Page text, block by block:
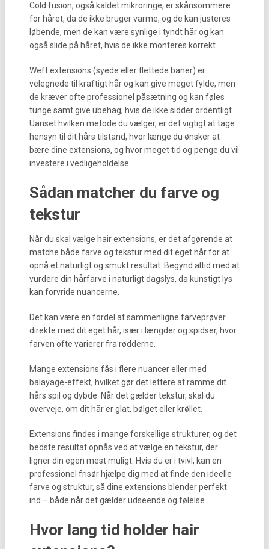
Cold fusion, også kaldet mikroringe, er skånsommere
for håret, da de ikke bruger varme, og de kan justeres
løbende, men de kan være synlige i tyndt hår og kan
også slide på håret, hvis de ikke monteres korrekt.
Weft extensions (syede eller flettede baner) er
velegnede til kraftigt hår og kan give meget fylde, men
de kræver ofte professionel påsætning og kan føles
tunge samt give ubehag, hvis de ikke sidder ordentligt.
Uanset hvilken metode du vælger, er det vigtigt at tage
hensyn til dit hårs tilstand, hvor længe du ønsker at
bære dine extensions, og hvor meget tid og penge du vil
investere i vedligeholdelse.
Sådan matcher du farve og
tekstur
Når du skal vælge hair extensions, er det afgørende at
matche både farve og tekstur med dit eget hår for at
opnå et naturligt og smukt resultat. Begynd altid med at
vurdere din hårfarve i naturligt dagslys, da kunstigt lys
kan forvride nuancerne.
Det kan være en fordel at sammenligne farveprøver
direkte med dit eget hår, især i længder og spidser, hvor
farven ofte varierer fra rødderne.
Mange extensions fås i flere nuancer eller med
balayage-effekt, hvilket gør det lettere at ramme dit
hårs spil og dybde. Når det gælder tekstur, skal du
overveje, om dit hår er glat, bølget eller krøllet.
Extensions findes i mange forskellige strukturer, og det
bedste resultat opnås ved at vælge en tekstur, der
ligner din egen mest muligt. Hvis du er i tvivl, kan en
professionel frisør hjælpe dig med at finde den ideelle
farve og struktur, så dine extensions blender perfekt
ind – både når det gælder udseende og følelse.
Hvor lang tid holder hair